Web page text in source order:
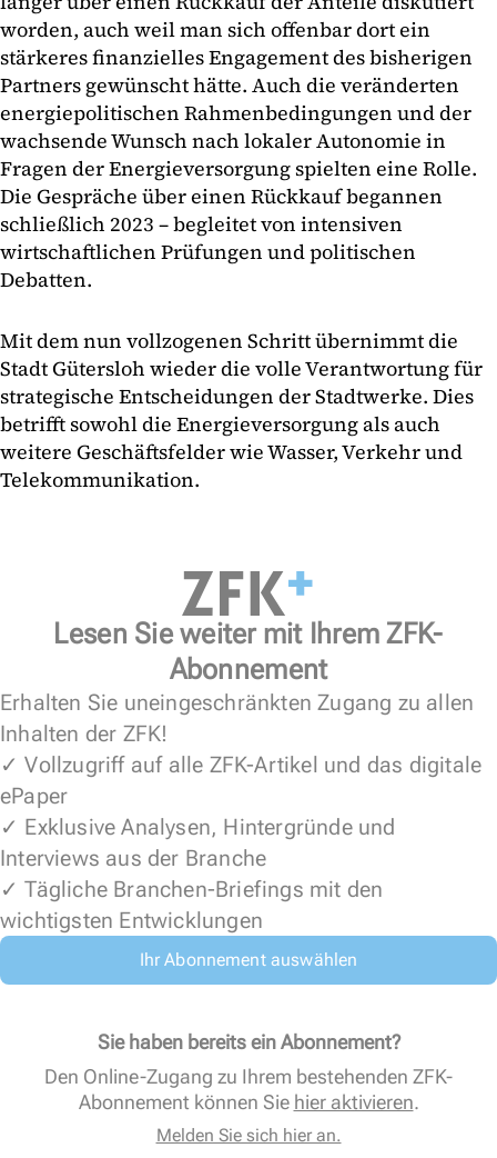
worden, auch weil man sich offenbar dort ein
stärkeres finanzielles Engagement des bisherigen
Partners gewünscht hätte. Auch die veränderten
energiepolitischen Rahmenbedingungen und der
wachsende Wunsch nach lokaler Autonomie in
Fragen der Energieversorgung spielten eine Rolle.
Die Gespräche über einen Rückkauf begannen
schließlich 2023 – begleitet von intensiven
wirtschaftlichen Prüfungen und politischen
Debatten.
Mit dem nun vollzogenen Schritt übernimmt die
Stadt Gütersloh wieder die volle Verantwortung für
strategische Entscheidungen der Stadtwerke. Dies
betrifft sowohl die Energieversorgung als auch
weitere Geschäftsfelder wie Wasser, Verkehr und
Telekommunikation.
Lesen Sie weiter mit Ihrem ZFK-
Abonnement
Erhalten Sie uneingeschränkten Zugang zu allen
Inhalten der ZFK!
✓ Vollzugriff auf alle ZFK-Artikel und das digitale
ePaper
✓ Exklusive Analysen, Hintergründe und
Interviews aus der Branche
✓ Tägliche Branchen-Briefings mit den
wichtigsten Entwicklungen
Ihr Abonnement auswählen
Sie haben bereits ein Abonnement?
Den Online-Zugang zu Ihrem bestehenden ZFK-
Abonnement können Sie hier aktivieren.
Melden Sie sich hier an.